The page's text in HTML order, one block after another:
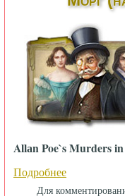
Allаn Poe`s Murders
Подробнее
Для